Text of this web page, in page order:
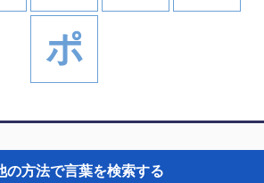
ポ
の方法で言葉を検索する